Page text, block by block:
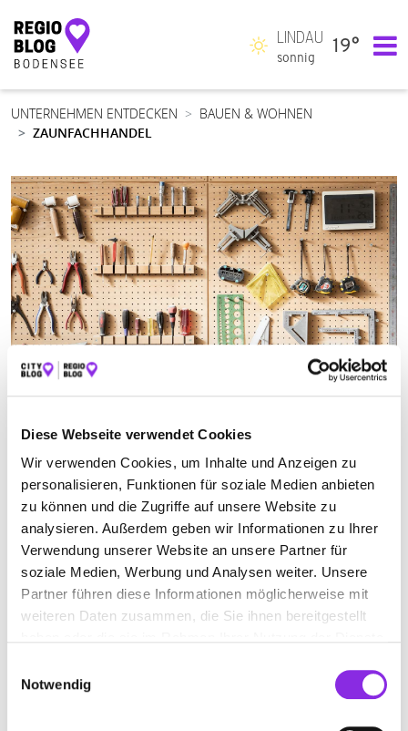
Diese Webseite verwendet Cookies
Wir verwenden Cookies, um Inhalte und Anzeigen zu
personalisieren, Funktionen für soziale Medien anbieten
zu können und die Zugriffe auf unsere Website zu
analysieren. Außerdem geben wir Informationen zu Ihrer
Verwendung unserer Website an unsere Partner für
soziale Medien, Werbung und Analysen weiter. Unsere
Partner führen diese Informationen möglicherweise mit
weiteren Daten zusammen, die Sie ihnen bereitgestellt
Notwendig
Hauptnavigation
LINDAU
sonnig
19°
UNTERNEHMEN ENTDECKEN
BAUEN & WOHNEN
ZAUNFACHHANDEL
ZAUNFACHHANDEL
Suchen nach
Finden